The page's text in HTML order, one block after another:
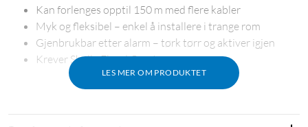
LES MER OM PRODUKTET
Kan forlenges opptil 150 m med flere kabler
Myk og fleksibel – enkel å installere i trange rom
Gjenbrukbar etter alarm – tørk tørr og aktiver igjen
Krever Shelly Flood Gen4